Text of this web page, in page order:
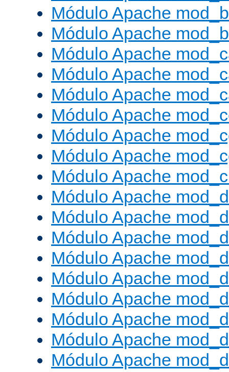
Módulo Apache
Módulo Apache
Módulo Apache
Módulo Apache
Módulo Apache
Módulo Apache
Módulo Apache
Módulo Apache
Módulo Apache
Módulo Apache
Módulo Apache
Módulo Apache
Módulo Apache
Módulo Apache
Módulo Apache
Módulo Apache
Módulo Apache
Módulo Apache